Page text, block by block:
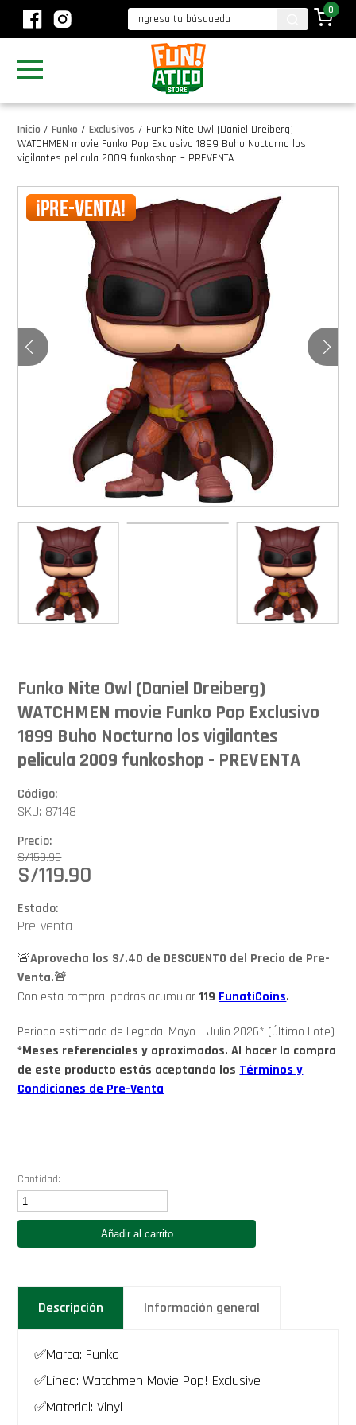
0
Inicio / Funko / Exclusivos / Funko Nite Owl (Daniel Dreiberg)
WATCHMEN movie Funko Pop Exclusivo 1899 Buho Nocturno los
vigilantes pelicula 2009 funkoshop – PREVENTA
Funko Nite Owl (Daniel Dreiberg)
WATCHMEN movie Funko Pop Exclusivo
1899 Buho Nocturno los vigilantes
pelicula 2009 funkoshop - PREVENTA
Código:
SKU: 87148
Precio:
S/159.90
S/119.90
Estado:
Pre-venta
🚨Aprovecha los S/.40 de DESCUENTO del Precio de Pre-
Venta.🚨
Con esta compra, podrás acumular 119 FunatiCoins.
Periodo estimado de llegada: Mayo – Julio 2026* (Último Lote)
*Meses referenciales y aproximados. Al hacer la compra
de este producto estás aceptando los Términos y
Condiciones de Pre-Venta
Cantidad:
Funko
Nite
Owl
Dreiberg)
Buho
Nocturno
pelicula
Añadir al carrito
Descripción Información general
✅Marca: Funko
✅Línea: Watchmen Movie Pop! Exclusive
✅Material: Vinyl